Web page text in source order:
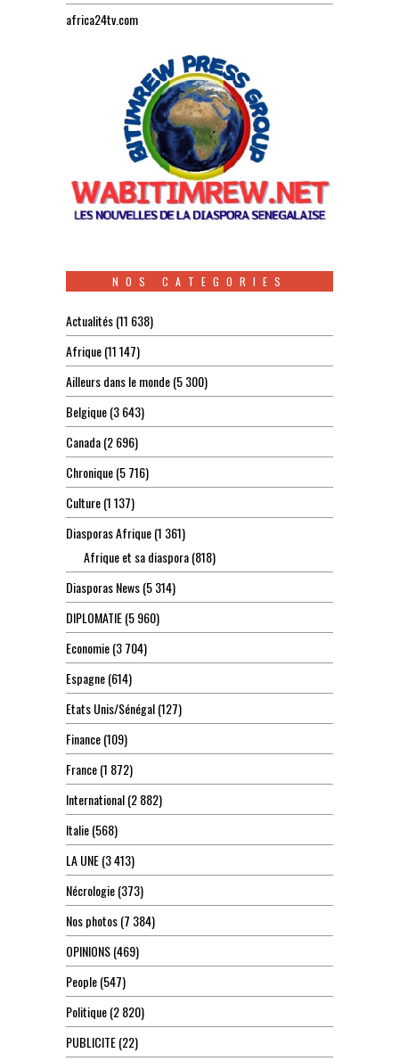
africa24tv.com
NOS CATEGORIES
Actualités(11 638)
Afrique(11 147)
Ailleurs dans le monde(5 300)
Belgique(3 643)
Canada(2 696)
Chronique(5 716)
Culture(1 137)
Diasporas Afrique(1 361)
Afrique et sa diaspora(818)
Diasporas News(5 314)
DIPLOMATIE(5 960)
Economie(3 704)
Espagne(614)
Etats Unis/Sénégal(127)
Finance(109)
France(1 872)
International(2 882)
Italie(568)
LA UNE(3 413)
Nécrologie(373)
Nos photos(7 384)
OPINIONS(469)
People(547)
Politique(2 820)
PUBLICITE(22)